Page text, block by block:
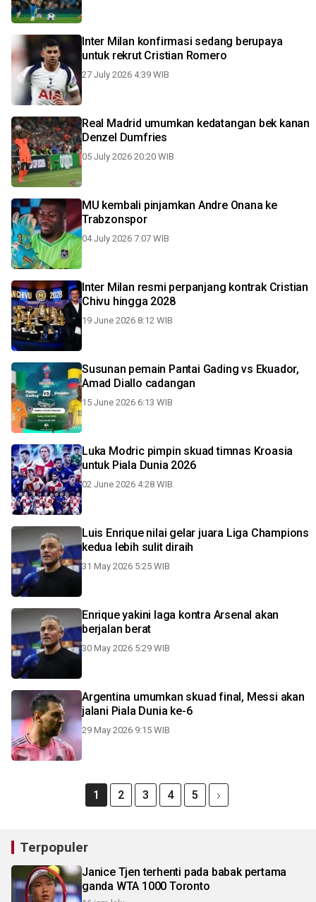
Inter Milan konfirmasi sedang berupaya
untuk rekrut Cristian Romero
27 July 2026 4:39 WIB
Real Madrid umumkan kedatangan bek kanan
Denzel Dumfries
05 July 2026 20:20 WIB
MU kembali pinjamkan Andre Onana ke
Trabzonspor
04 July 2026 7:07 WIB
Inter Milan resmi perpanjang kontrak Cristian
Chivu hingga 2028
19 June 2026 8:12 WIB
Susunan pemain Pantai Gading vs Ekuador,
Amad Diallo cadangan
15 June 2026 6:13 WIB
Luka Modric pimpin skuad timnas Kroasia
untuk Piala Dunia 2026
02 June 2026 4:28 WIB
Luis Enrique nilai gelar juara Liga Champions
kedua lebih sulit diraih
31 May 2026 5:25 WIB
Enrique yakini laga kontra Arsenal akan
berjalan berat
30 May 2026 5:29 WIB
Argentina umumkan skuad final, Messi akan
jalani Piala Dunia ke-6
29 May 2026 9:15 WIB
1 2 3 4 5
Terpopuler
Janice Tjen terhenti pada babak pertama
ganda WTA 1000 Toronto